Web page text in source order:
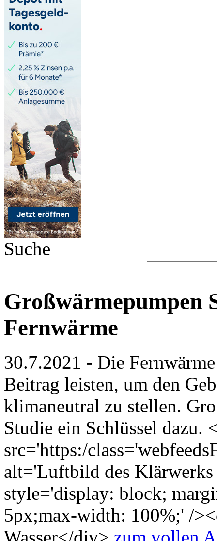
Suche
Großwärmepumpen
Fernwärme
30.7.2021 - Die
Beitrag leisten, um den
klimaneutral zu stellen.
Studie ein Schlüssel
src='https:/
alt='Luftbild des Klärwerks
style='display: block;
5px;max-width: 100%;' /
Wasser</div> zum vollen